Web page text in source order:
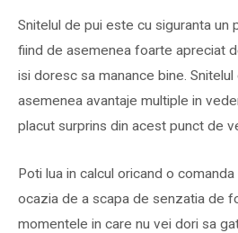
Snitelul de pui este cu siguranta un
fiind de asemenea foarte apreciat
isi doresc sa manance bine.
asemenea avantaje multiple in
placut surprins din acest punct de
Poti lua in calcul oricand o
ocazia de a scapa de senzatia de
momentele in care nu vei dori sa